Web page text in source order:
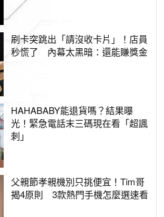
刷卡突跳出「請沒收卡片」！店員
秒慌了 內幕太黑暗：還能賺獎金
HAHABABY能退貨嗎？結果曝
光！緊急電話末三碼現在看「超諷
刺」
父親節孝親機別只挑便宜！Tim哥
揭4原則 3款熱門手機怎麼選速看